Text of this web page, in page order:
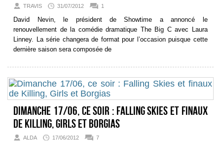
TRAVIS 31/07/2012 1
David Nevin, le président de Showtime a annoncé le
renouvellement de la comédie dramatique The Big C avec Laura
Linney. La série changera de format pour l’occasion puisque cette
dernière saison sera composée de
Dimanche 17/06, ce soir : Falling Skies et finaux
de Killing, Girls et Borgias
ALDA 17/06/2012 7